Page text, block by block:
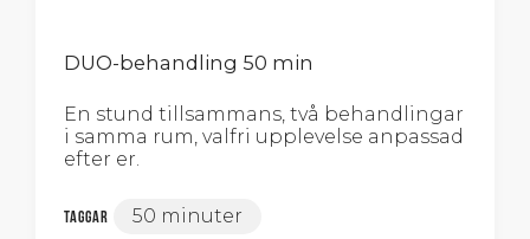
DUO-behandling 50 min
En stund tillsammans, två behandlingar
i samma rum, valfri upplevelse anpassad
efter er.
Taggar 50 minuter